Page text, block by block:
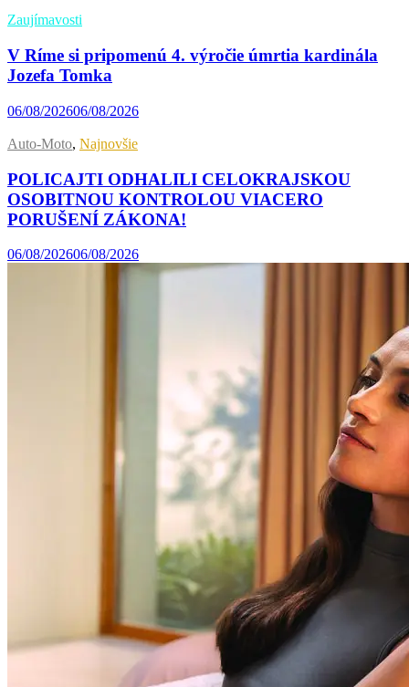
Zaujímavosti
V Ríme si pripomenú 4. výročie úmrtia kardinála
Jozefa Tomka
06/08/202606/08/2026
Auto-Moto, Najnovšie
POLICAJTI ODHALILI CELOKRAJSKOU
OSOBITNOU KONTROLOU VIACERO
PORUŠENÍ ZÁKONA!
06/08/202606/08/2026